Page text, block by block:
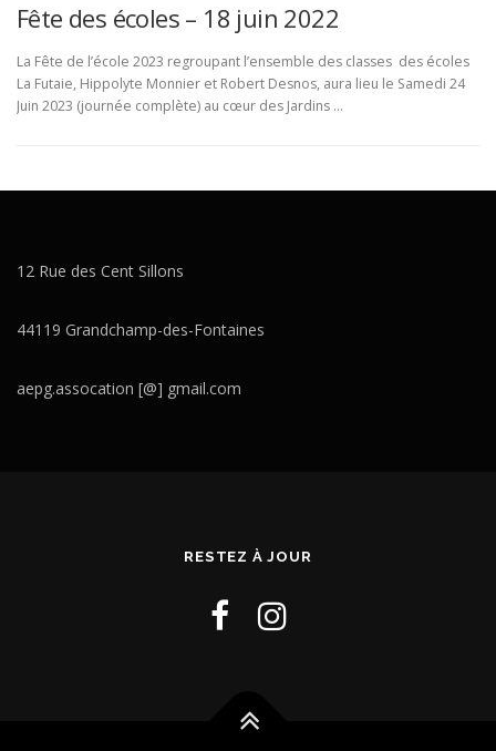
Fête des écoles – 18 juin 2022
La Fête de l’école 2023 regroupant l’ensemble des classes des écoles
La Futaie, Hippolyte Monnier et Robert Desnos, aura lieu le Samedi 24
Juin 2023 (journée complète) au cœur des Jardins …
12 Rue des Cent Sillons
44119 Grandchamp-des-Fontaines
aepg.assocation [@] gmail.com
RESTEZ À JOUR